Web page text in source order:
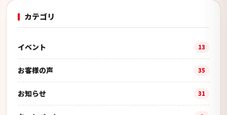
カテゴリ
イベント 13
お客様の声 35
お知らせ 31